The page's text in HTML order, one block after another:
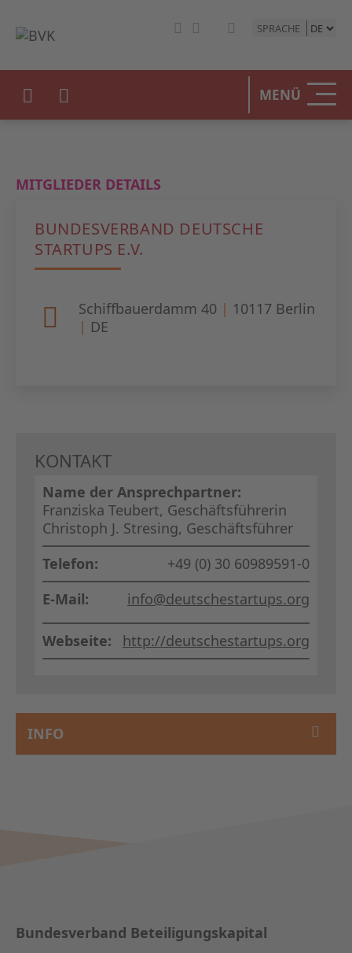
SPRACHE
MENÜ
MITGLIEDER DETAILS
BUNDESVERBAND DEUTSCHE
STARTUPS E.V.
Schiffbauerdamm 40 | 10117 Berlin
| DE
KONTAKT
Name der Ansprechpartner:
Franziska Teubert, Geschäftsführerin
Christoph J. Stresing, Geschäftsführer
Telefon:
+49 (0) 30 60989591-0
E-Mail:
info@deutschestartups.org
Webseite: http://deutschestartups.org
INFO
Bundesverband Beteiligungskapital
DER
EVENTS